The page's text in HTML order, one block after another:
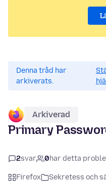
Denna tråd har
arkiverats.
Arkiverad
Primary
2svar 0har detta
Firefox Sekretess och